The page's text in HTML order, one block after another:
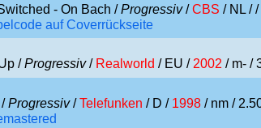
- On Bach /Progressiv/CBS / NL //
auf Coverrückseite
/Progressiv/ Realworld / EU / 2002 / m- /
/Progressiv/Telefunken / D / 1998 / nm /